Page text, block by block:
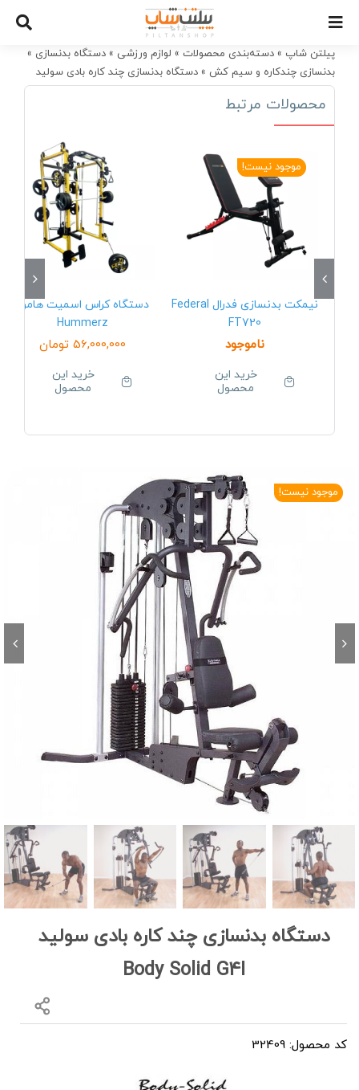
contentپیلتن شاپ » دسته‌بندی محصولات » لوازم ورزشی » دستگاه بدنسازی »
بدنسازی چندکاره و سیم کش » دستگاه بدنسازی چند کاره بادی سولید
Body Solid G4I
محصولات مرتبط
موجود نیست!
نیمکت بدنسازی فدرال Federal
FT720
ناموجود
خرید این
محصول
دستگاه کراس اسمیت هامرز
Hummerz
56,000,000 تومان
خرید این
محصول
موجود نیست!
دستگاه بدنسازی چند کاره بادی سولید
Body Solid G4I
کد محصول: 32409